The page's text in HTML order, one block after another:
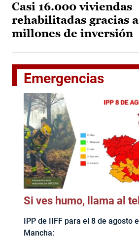
Casi 16.000 viviendas
rehabilitadas gracias a
millones de inversión
Emergencias
Si ves humo, llama al
IPP de IIFF para el 8 de agosto
Mancha: